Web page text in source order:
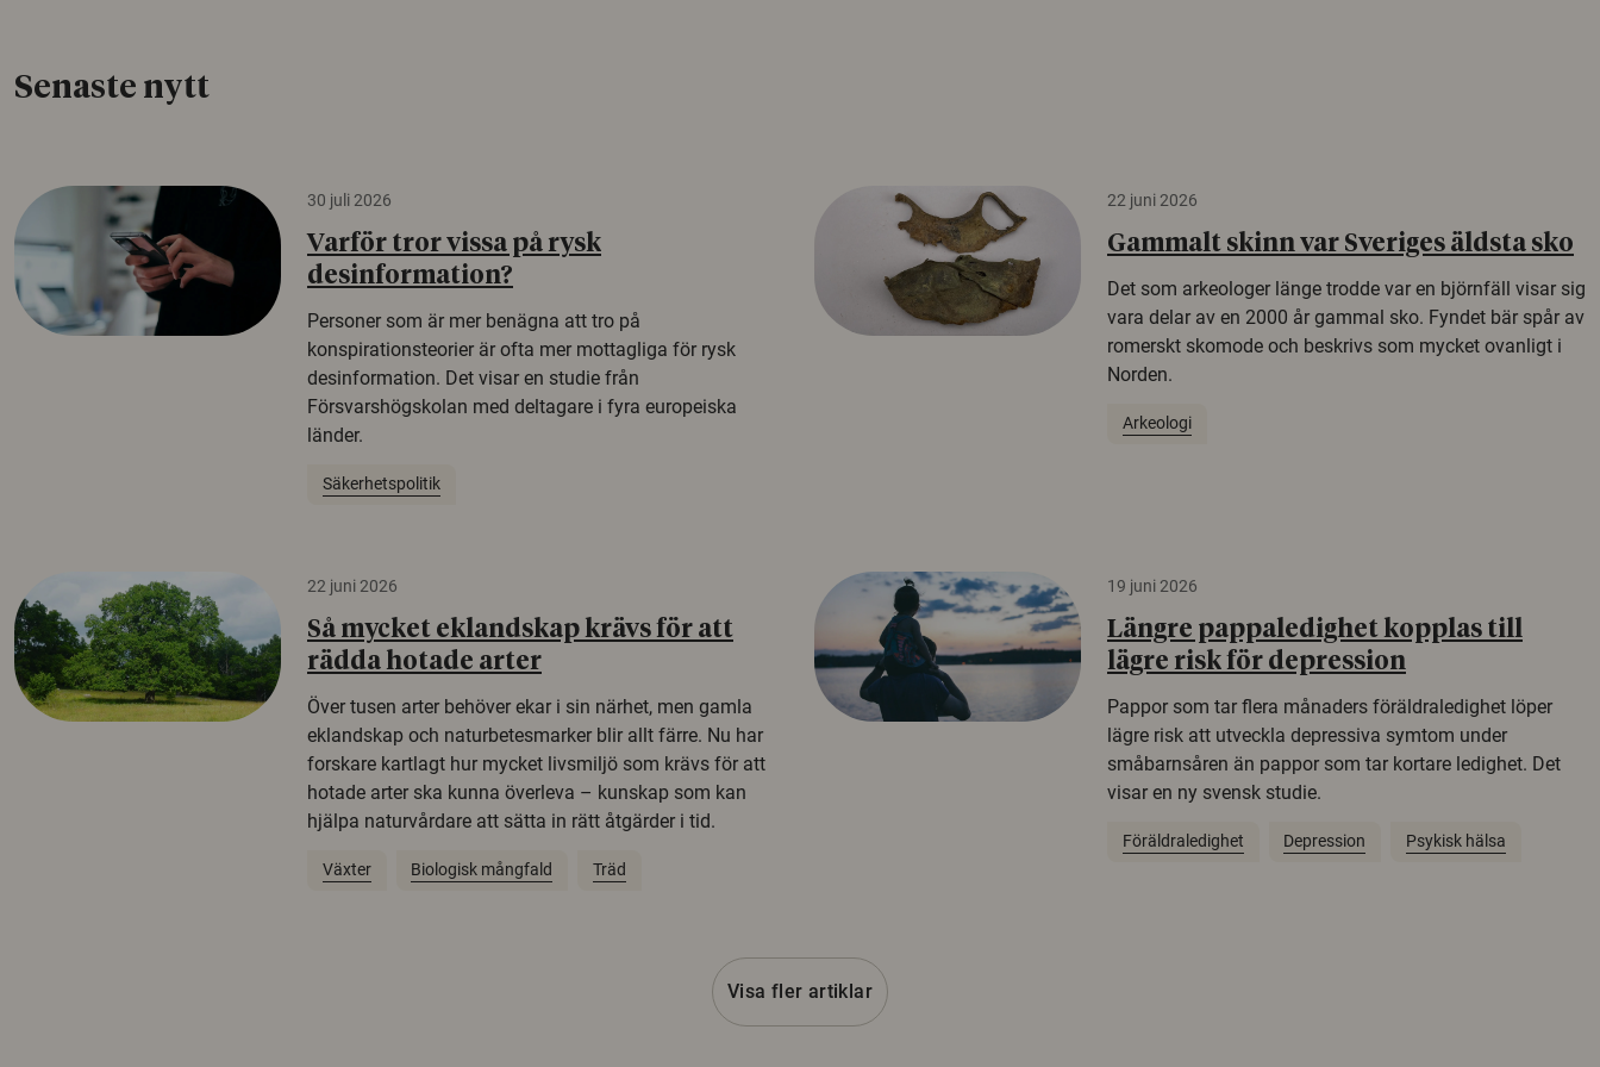
Senaste nytt
30 juli 2026
Varför tror vissa på rysk
desinformation?
Personer som är mer benägna att tro på
konspirationsteorier är ofta mer mottagliga för rysk
desinformation. Det visar en studie från
Försvarshögskolan med deltagare i fyra europeiska
länder.
Säkerhetspolitik
22 juni 2026
Gammalt skinn var Sveriges äldsta sko
Det som arkeologer länge trodde var en björnfäll visar sig
vara delar av en 2000 år gammal sko. Fyndet bär spår av
romerskt skomode och beskrivs som mycket ovanligt i
Norden.
Arkeologi
22 juni 2026
Så mycket eklandskap krävs för att
rädda hotade arter
Över tusen arter behöver ekar i sin närhet, men gamla
eklandskap och naturbetesmarker blir allt färre. Nu har
forskare kartlagt hur mycket livsmiljö som krävs för att
hotade arter ska kunna överleva – kunskap som kan
hjälpa naturvårdare att sätta in rätt åtgärder i tid.
Växter Biologisk mångfald Träd
19 juni 2026
Längre pappaledighet kopplas till
lägre risk för depression
Pappor som tar flera månaders föräldraledighet löper
lägre risk att utveckla depressiva symtom under
småbarnsåren än pappor som tar kortare ledighet. Det
visar en ny svensk studie.
Föräldraledighet Depression Psykisk hälsa
Visa fler artiklar